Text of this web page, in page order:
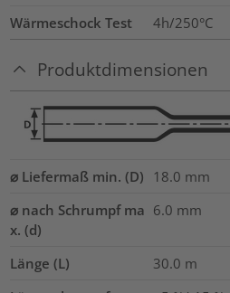
Wärmeschock Test 4h/250°C
Produktdimensionen
⌀ Liefermaß min. (D) 18.0 mm
⌀ nach Schrumpf ma
x. (d)
6.0 mm
Länge (L) 30.0 m